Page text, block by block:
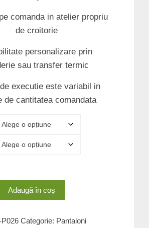
comanda in atelier propriu
de croitorie
personalizare prin
sau transfer termic
executie este variabil in
de cantitatea comandata
Adaugă în coș
Categorie: Pantaloni